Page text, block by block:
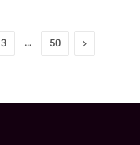
3 … 50 Next